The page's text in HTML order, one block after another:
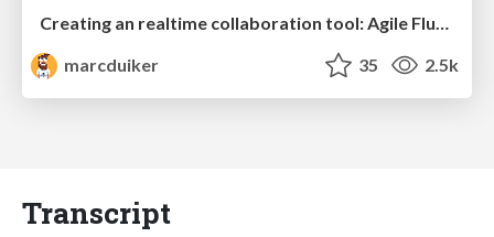
marcduiker
35 2.5k
Transcript